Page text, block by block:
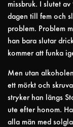
missbruk. I slutet
dagen till fem och
problem. Problem
han bara slutar
kommer att funka
Men utan
ett mörkt och
stryker han längs
ute efter honom.
alla män med